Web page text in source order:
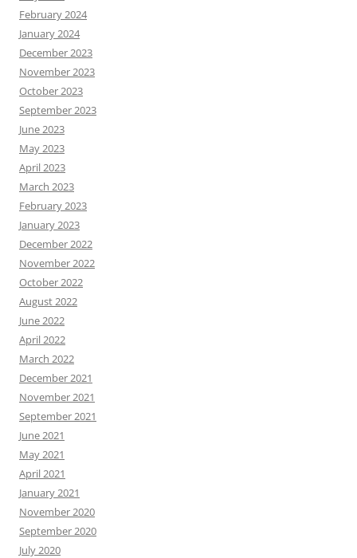
February 2024
January 2024
December 2023
November 2023
October 2023
September 2023
June 2023
May 2023
April 2023
March 2023
February 2023
January 2023
December 2022
November 2022
October 2022
August 2022
June 2022
April 2022
March 2022
December 2021
November 2021
September 2021
June 2021
May 2021
April 2021
January 2021
November 2020
September 2020
July 2020